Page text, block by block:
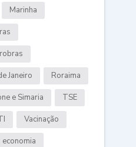
Marinha
Janeiro Roraima
e Simaria TSE
Vacinação
economia